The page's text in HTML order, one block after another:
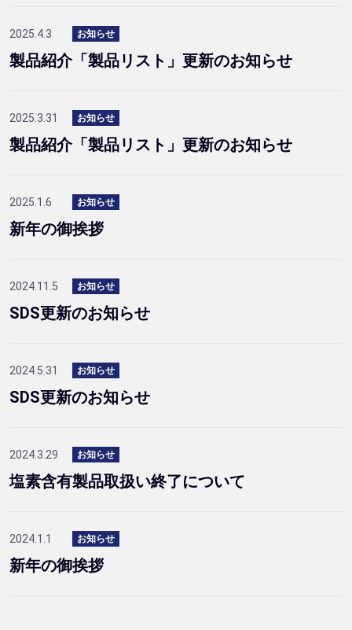
2025.4.3 お知らせ
製品紹介「製品リスト」更新のお知らせ
2025.3.31 お知らせ
製品紹介「製品リスト」更新のお知らせ
2025.1.6 お知らせ
新年の御挨拶
2024.11.5 お知らせ
SDS更新のお知らせ
2024.5.31 お知らせ
SDS更新のお知らせ
2024.3.29 お知らせ
塩素含有製品取扱い終了について
2024.1.1 お知らせ
新年の御挨拶